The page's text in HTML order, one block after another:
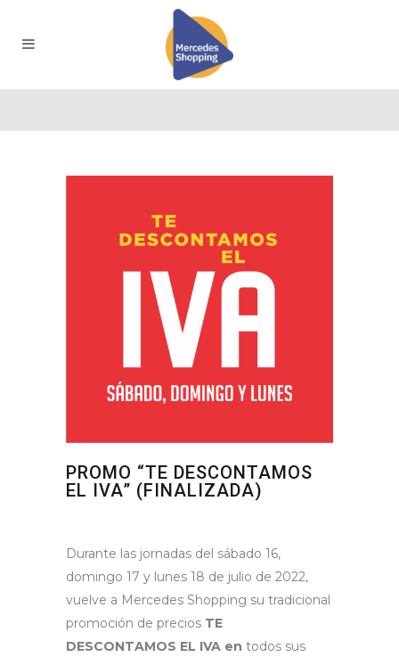
PROMO “TE DESCONTAMOS
EL IVA” (FINALIZADA)
Durante las jornadas del sábado 16,
domingo 17 y lunes 18 de julio de 2022,
vuelve a Mercedes Shopping su tradicional
promoción de precios TE
DESCONTAMOS EL IVA en todos sus